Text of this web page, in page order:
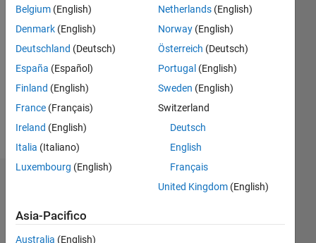
Follow
Messaggio
I am an
undergraduate
my
main
interest
towards
and
Mostra
altro
Statistica
C…
Belgium (English)
Denmark (English)
Deutschland (Deutsch)
España (Español)
Finland (English)
France (Français)
Ireland (English)
Italia (Italiano)
Luxembourg (English)
Netherlands(English)
Norway(English)
Österreich (Deutsch)
Portugal (English)
Sweden (English)
Switzerland
Deutsch
English
Français
United Kingdom(English)
Asia-Pacifico
Australia (English)